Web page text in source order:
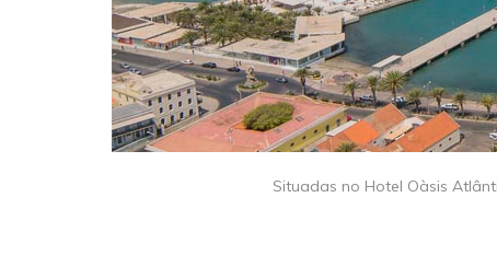
​Situadas no Hotel Oàsis